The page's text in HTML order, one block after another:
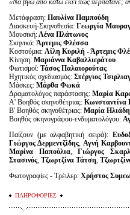
Μετάφραση: Παυλίνα Παμπούδη
Διασκευή-Σκηνοθεσία: Γεωργία
Μουσική: Λένα Πλάτωνος
Σκηνικά: Άρτεμις Φλέσσα
Κοστούμια: Λίλη Κυριλή - Άρτεμις
Κίνηση: Μαριάννα Καβαλλιεράτου
Φωτισμοί: Τάσος Παλαιορούτας
Ηχητικός σχεδιασμός: Στέργιος
Μάσκες: Μάρθα Φωκά
Δραματολόγος παράστασης: Μαρία
Α' Βοηθός σκηνοθέτριας: Κωνσταντίνα
Β' Βοηθός σκηνοθέτριας: Μαρία Ηλιάδη
Βοηθός σκηνογράφου-ενδυματολόγου:
Παίζουν (με αλφαβητική σειρά):
Γιώργος Δερμεντζίδης Αγνή
Μαρίνα Παπούλια,Γιώργος
Στασινός Τζωρτζίνα Τάτση
Φωτογραφίες - Τρέιλερ: Χρήστος
ΠΛΗΡΟΦΟΡΙΕΣ